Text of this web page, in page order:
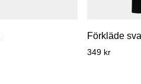
Förkläde
Förkläde
349 kr